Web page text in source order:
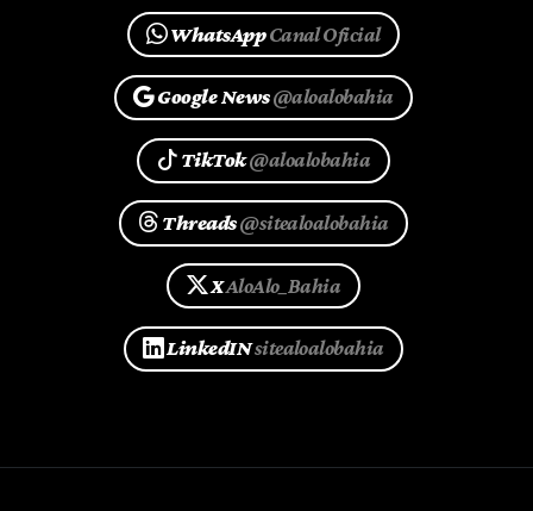
WhatsAppCanal Oficial
Google News@aloalobahia
TikTok@aloalobahia
Threads@sitealoalobahia
XAloAlo_Bahia
LinkedINsitealoalobahia